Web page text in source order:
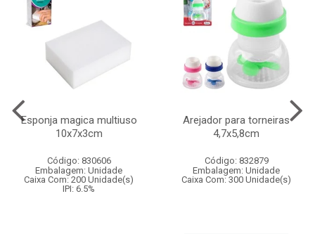
Esponja magica multiuso
10x7x3cm
Código: 830606
Embalagem: Unidade
Caixa Com: 200 Unidade(s)
IPI: 6.5%
Arejador para torneiras
4,7x5,8cm
Código: 832879
Embalagem: Unidade
Caixa Com: 300 Unidade(s)